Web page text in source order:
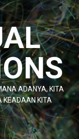
ADANYA, KITA
KEADAAN KITA